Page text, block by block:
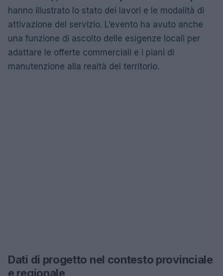
hanno illustrato lo stato dei lavori e le modalità di
attivazione del servizio. L’evento ha avuto anche
una funzione di ascolto delle esigenze locali per
adattare le offerte commerciali e i piani di
manutenzione alla realtà del territorio.
Dati di progetto nel contesto provinciale
e regionale